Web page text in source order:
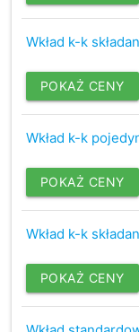
Wkład k-k
POKAŻ CENY
Wkład k-k
POKAŻ CENY
Wkład k-k
POKAŻ CENY